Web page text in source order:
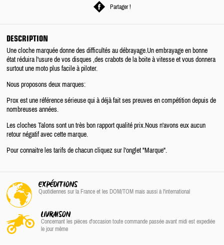
Partager !
DESCRIPTION
Une cloche marquée donne des difficultés au débrayage.Un embrayage en bonne
état réduira l'usure de vos disques ,des crabots de la boite à vitesse et vous donnera
surtout une moto plus facile à piloter.
Nous proposons deux marques:
Prox est une référence sérieuse qui à déjà fait ses preuves en compétition depuis de
nombreuses années.
Les cloches Talons sont un très bon rapport qualité prix.Nous n'avons eux aucun
retour négatif avec cette marque.
Pour connaitre les tarifs de chacun cliquez sur l'onglet "Marque".
EXPÉDITIONS
Quotidiennes sur la Franceet les DOM/TOM mais aussi à l'international
LIVRAISON
Concernant les pièces d'occasion toute commande passée avant midi est expediée
le jour même